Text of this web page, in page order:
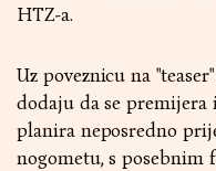
HTZ-a.
Uz poveznicu na
dodaju da se
planira neposredno
nogometu, s posebnim